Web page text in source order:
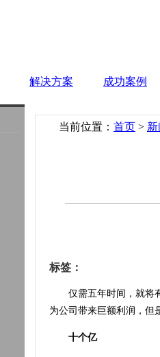
解决方案 成功案例
当前位置： 首页 >
标签：
仅需五年时间，就将
为公司带来巨额利润，但
十个亿